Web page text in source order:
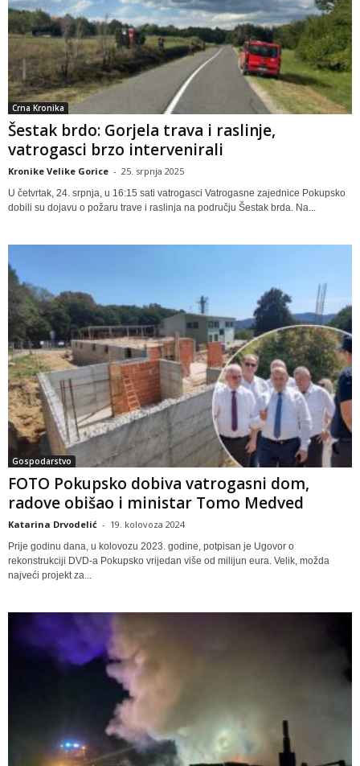
Crna Kronika
Šestak brdo: Gorjela trava i raslinje,
vatrogasci brzo intervenirali
Kronike Velike Gorice - 25. srpnja 2025
U četvrtak, 24. srpnja, u 16:15 sati vatrogasci Vatrogasne zajednice Pokupsko
dobili su dojavu o požaru trave i raslinja na području Šestak brda. Na...
Gospodarstvo
FOTO Pokupsko dobiva vatrogasni dom,
radove obišao i ministar Tomo Medved
Katarina Drvodelić - 19. kolovoza 2024
Prije godinu dana, u kolovozu 2023. godine, potpisan je Ugovor o
rekonstrukciji DVD-a Pokupsko vrijedan više od milijun eura. Velik, možda
najveći projekt za...